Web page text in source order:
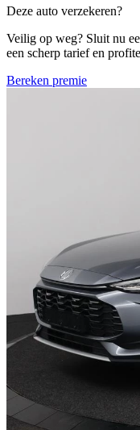
Deze auto verzekeren?
Veilig op weg? Sluit nu
een scherp tarief en
Bereken premie